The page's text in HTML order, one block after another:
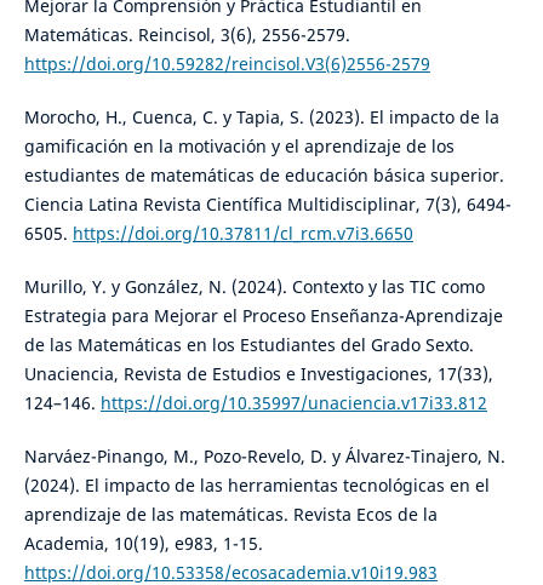
Mejorar la Comprensión y Práctica Estudiantil en
Matemáticas. Reincisol, 3(6), 2556-2579.
https://doi.org/10.59282/reincisol.V3(6)2556-2579
Morocho, H., Cuenca, C. y Tapia, S. (2023). El impacto de la
gamificación en la motivación y el aprendizaje de los
estudiantes de matemáticas de educación básica superior.
Ciencia Latina Revista Científica Multidisciplinar, 7(3), 6494-
6505. https://doi.org/10.37811/cl_rcm.v7i3.6650
Murillo, Y. y González, N. (2024). Contexto y las TIC como
Estrategia para Mejorar el Proceso Enseñanza-Aprendizaje
de las Matemáticas en los Estudiantes del Grado Sexto.
Unaciencia, Revista de Estudios e Investigaciones, 17(33),
124–146. https://doi.org/10.35997/unaciencia.v17i33.812
Narváez-Pinango, M., Pozo-Revelo, D. y Álvarez-Tinajero, N.
(2024). El impacto de las herramientas tecnológicas en el
aprendizaje de las matemáticas. Revista Ecos de la
Academia, 10(19), e983, 1-15.
https://doi.org/10.53358/ecosacademia.v10i19.983